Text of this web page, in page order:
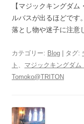
【マジックキングダ
ルバスが出るほどです。
落とし物や迷子に注意
カテゴリー: Blog | タグ:
ト 、 マジックキングダム
Tomoko@TRITON